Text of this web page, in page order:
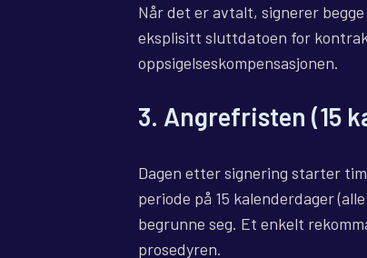
Når det er avtalt, signerer
eksplisitt sluttdatoen for
oppsigelseskompensasjonen.
3. Angrefristen (15
Dagen etter signering starter
periode på 15 kalenderdager
begrunne seg. Et enkelt
prosedyren.